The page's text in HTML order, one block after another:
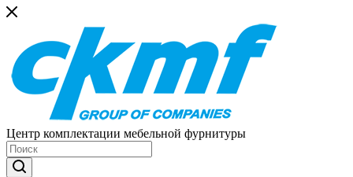
Центр комплектации мебельной фурнитуры